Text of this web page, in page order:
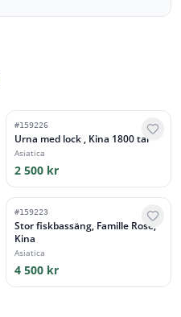
#159226
Urna med lock , Kina 1800 tal
Asiatica
2 500 kr
#159223
Stor fiskbassäng, Famille Rose,
Kina
Asiatica
4 500 kr